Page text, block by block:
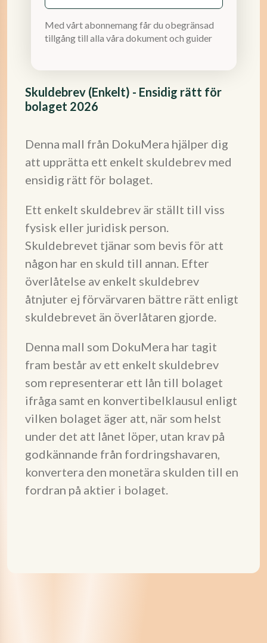
Skuldebrev (Enkelt) - Ensidig rätt för
bolaget 2026
Denna mall från DokuMera hjälper dig
att upprätta ett enkelt skuldebrev med
ensidig rätt för bolaget.
Ett enkelt skuldebrev är ställt till viss
fysisk eller juridisk person.
Skuldebrevet tjänar som bevis för att
någon har en skuld till annan. Efter
överlåtelse av enkelt skuldebrev
åtnjuter ej förvärvaren bättre rätt enligt
skuldebrevet än överlåtaren gjorde.
Denna mall som DokuMera har tagit
fram består av ett enkelt skuldebrev
som representerar ett lån till bolaget
ifråga samt en konvertibelklausul enligt
vilken bolaget äger att, när som helst
under det att lånet löper, utan krav på
godkännande från fordringshavaren,
konvertera den monetära skulden till en
fordran på aktier i bolaget.
Med vårt abonnemang får du obegränsad
tillgång till alla våra dokument och guider